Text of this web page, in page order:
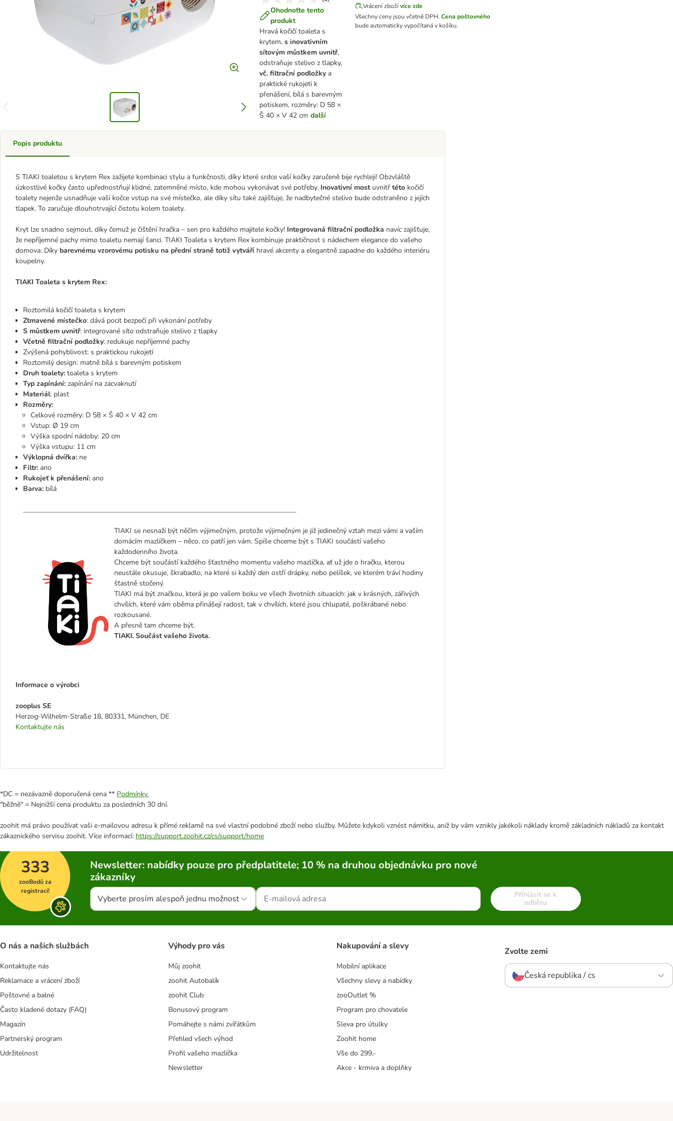
Ohodnoťte tento
produkt
Hravá kočičí toaleta s
krytem, s inovativním
sítovým můstkem uvnitř,
odstraňuje stelivo z tlapky,
vč. filtrační podložky a
praktické rukojeti k
přenášení, bílá s barevným
potiskem, rozměry: D 58 ×
Š 40 × V 42 cm další
Vrácení zbožívíce zde
Všechny ceny jsou včetně DPH. Cena poštovného
bude automaticky vypočítaná v košíku.
Popis produktu
S TIAKI toaletou s krytem Rex zažijete kombinaci stylu a funkčnosti, díky které srdce vaší kočky zaručeně bije rychleji! Obzvláště
úzkostlivé kočky často upřednostňují klidné, zatemněné místo, kde mohou vykonávat své potřeby. Inovativní mostuvnitř této kočičí
toalety nejenže usnadňuje vaší kočce vstup na své místečko, ale díky sítu také zajišťuje, že nadbytečné stelivo bude odstraněno z jejích
tlapek. To zaručuje dlouhotrvající čistotu kolem toalety.
Kryt lze snadno sejmout, díky čemuž je čištění hračka – sen pro každého majitele kočky! Integrovaná filtrační podložka navíc zajišťuje,
že nepříjemné pachy mimo toaletu nemají šanci. TIAKI Toaleta s krytem Rex kombinuje praktičnost s nádechem elegance do vašeho
domova: Díky barevnému vzorovému potisku na přední straně totiž vytváří hravé akcenty a elegantně zapadne do každého interiéru
koupelny.
TIAKI Toaleta s krytem Rex:
Roztomilá kočičí toaleta s krytem
Ztmavené místečko: dává pocit bezpečí při vykonání potřeby
S můstkem uvnitř: integrované síto odstraňuje stelivo z tlapky
Včetně filtrační podložky: redukuje nepříjemné pachy
Zvýšená pohyblivost: s praktickou rukojetí
Roztomilý design: matně bílá s barevným potiskem
Druh toalety: toaleta s krytem
Typ zapínání: zapínání na zacvaknutí
Materiál: plast
Rozměry:
Celkové rozměry: D 58 × Š 40 × V 42 cm
Vstup: Ø 19 cm
Výška spodní nádoby: 20 cm
Výška vstupu: 11 cm
Výklopná dvířka: ne
Filtr: ano
Rukojeť k přenášení: ano
Barva: bílá
______________________________________________________________________________
TIAKI se nesnaží být něčím výjimečným, protože výjimečným je již jedinečný vztah mezi vámi a vaším
domácím mazlíčkem – něco, co patří jen vám. Spíše chceme být s TIAKI součástí vašeho
každodenního života.
Chceme být součástí každého šťastného momentu vašeho mazlíčka, ať už jde o hračku, kterou
neustále okusuje, škrabadlo, na které si každý den ostří drápky, nebo pelíšek, ve kterém tráví hodiny
šťastně stočený.
TIAKI má být značkou, která je po vašem boku ve všech životních situacích: jak v krásných, zářivých
chvílích, které vám oběma přinášejí radost, tak v chvílích, které jsou chlupaté, poškrábané nebo
rozkousané.
A přesně tam chceme být.
TIAKI. Součást vašeho života.
Informace o výrobci
zooplus SE
Herzog-Wilhelm-Straße 18, 80331, München, DE
Kontaktujte nás
*DC = nezávazně doporučená cena ** Podmínky.
"běžně" = Nejnižší cena produktu za posledních 30 dní.
zoohit má právo používat vaši e-mailovou adresu k přímé reklamě na své vlastní podobné zboží nebo služby. Můžete kdykoli vznést námitku, aniž by vám vznikly jakékoli náklady kromě základních nákladů za kontakt
zákaznického servisu zoohit. Více informací: https://support.zoohit.cz/cs/support/home
333
zooBodů za
registraci!
Newsletter: nabídky pouze pro předplatitele; 10 % na druhou objednávku pro nové
zákazníky
Vyberte prosím alespoň jednu možnost
Přihlásit se k
odběru
O nás a našich službách
Kontaktujte nás
Reklamace a vrácení zboží
Poštovné a balné
Často kladené dotazy (FAQ)
Magazín
Partnerský program
Udržitelnost
Výhody pro vás
Můj zoohit
zoohit Autobalík
zoohit Club
Bonusový program
Pomáhejte s námi zvířátkům
Přehled všech výhod
Profil vašeho mazlíčka
Newsletter
Nakupování a slevy
Mobilní aplikace
Všechny slevy a nabídky
zooOutlet %
Program pro chovatele
Sleva pro útulky
Zoohit home
Vše do 299,-
Akce - krmiva a doplňky
Zvolte zemi
Česká republika / cs